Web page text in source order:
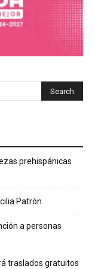
prehispánicas
Patrón
a personas
traslados gratuitos